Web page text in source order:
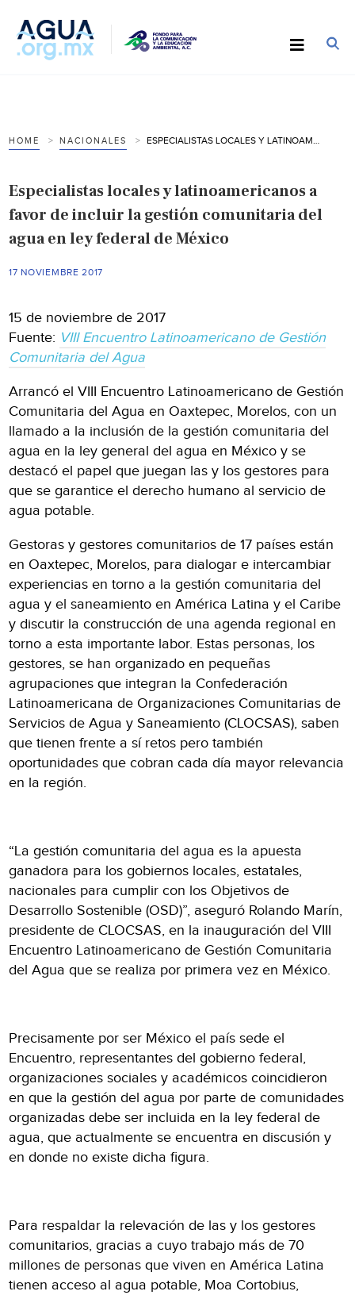
HOME NACIONALES
Especialistas locales y latinoamericanos a
favor de incluir la gestión comunitaria del
agua en ley federal de México
17 NOVIEMBRE 2017
15 de noviembre de 2017
Fuente: VIII Encuentro Latinoamericano de Gestión
Comunitaria del Agua
Arrancó el VIII Encuentro Latinoamericano de Gestión
Comunitaria del Agua en Oaxtepec, Morelos, con un
llamado a la inclusión de la gestión comunitaria del
agua en la ley general del agua en México y se
destacó el papel que juegan las y los gestores para
que se garantice el derecho humano al servicio de
agua potable.
Gestoras y gestores comunitarios de 17 países están
en Oaxtepec, Morelos, para dialogar e intercambiar
experiencias en torno a la gestión comunitaria del
agua y el saneamiento en América Latina y el Caribe
y discutir la construcción de una agenda regional en
torno a esta importante labor. Estas personas, los
gestores, se han organizado en pequeñas
agrupaciones que integran la Confederación
Latinoamericana de Organizaciones Comunitarias de
Servicios de Agua y Saneamiento (CLOCSAS), saben
que tienen frente a sí retos pero también
oportunidades que cobran cada día mayor relevancia
en la región.
“La gestión comunitaria del agua es la apuesta
ganadora para los gobiernos locales, estatales,
nacionales para cumplir con los Objetivos de
Desarrollo Sostenible (OSD)”, aseguró Rolando Marín,
presidente de CLOCSAS, en la inauguración del VIII
Encuentro Latinoamericano de Gestión Comunitaria
del Agua que se realiza por primera vez en México.
Precisamente por ser México el país sede el
Encuentro, representantes del gobierno federal,
organizaciones sociales y académicos coincidieron
en que la gestión del agua por parte de comunidades
organizadas debe ser incluida en la ley federal de
agua, que actualmente se encuentra en discusión y
en donde no existe dicha figura.
Para respaldar la relevación de las y los gestores
comunitarios, gracias a cuyo trabajo más de 70
millones de personas que viven en América Latina
tienen acceso al agua potable, Moa Cortobius,